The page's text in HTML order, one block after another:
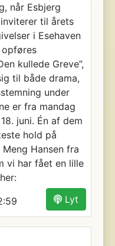
når Esbjerg
til årets
i Esehaven
kullede Greve”,
til både drama,
under
er fra mandag
juni. Én af dem
hold på
Hansen fra
vi har fået en lille
Lyt